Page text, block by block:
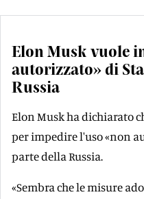
Elon Musk vuole
autorizzato» di
Russia
Elon Musk ha dichiarato
per impedire l'uso «non
parte della Russia.
«Sembra che le misure